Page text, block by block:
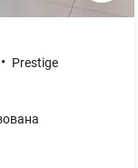
• Prestige